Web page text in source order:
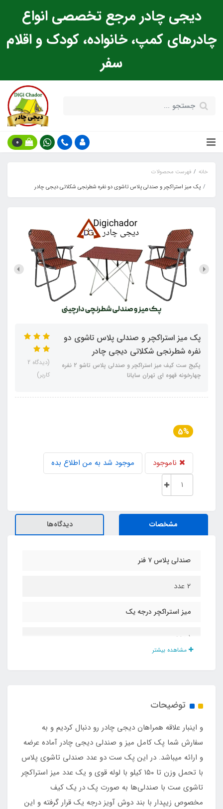
دیجی چادر مرجع تخصصی انواع
چادرهای کمپ، خانواده، کودک و اقلام
سفر
0
خانه
فهرست محصولات
پک میز استراکچر و صندلی پلاس تاشوی دو نفره شطرنجی شکلاتی دیجی چادر
پک میز استراکچر و صندلی پلاس تاشوی دو
نفره شطرنجی شکلاتی دیجی چادر
پکیج ست کیف میز استراکچر و صندلی پلاس تاشو ۲ نفره
چهارخونه قهوه ای تهران سایانا
(دیدگاه 2
کاربر)
5%
ناموجود موجود شد به من اطلاع بده
مشخصات دیدگاه‌ها
صندلی پلاس ۷ فنر
۲ عدد
میز استراکچر درجه یک
۱ عدد
مشاهده بیشتر
توضیحات
و اینبار علاقه همراهان دیجی چادر رو دنبال کردیم و به
سفارش شما پک کامل میز و صندلی دیجی چادر آماده عرضه
و ارائه میباشد. در این پک ست دو عدد صندلی تاشوی پلاس
با تحمل وزن تا ۱۵۰ کیلو با لوله قوی و یک عدد میز استراکچر
تاشوی ست با صندلی‌ها به صورت پک در یک کیف
مخصوص زیپدار با بند دوش آویز درجه یک قرار گرفته و این